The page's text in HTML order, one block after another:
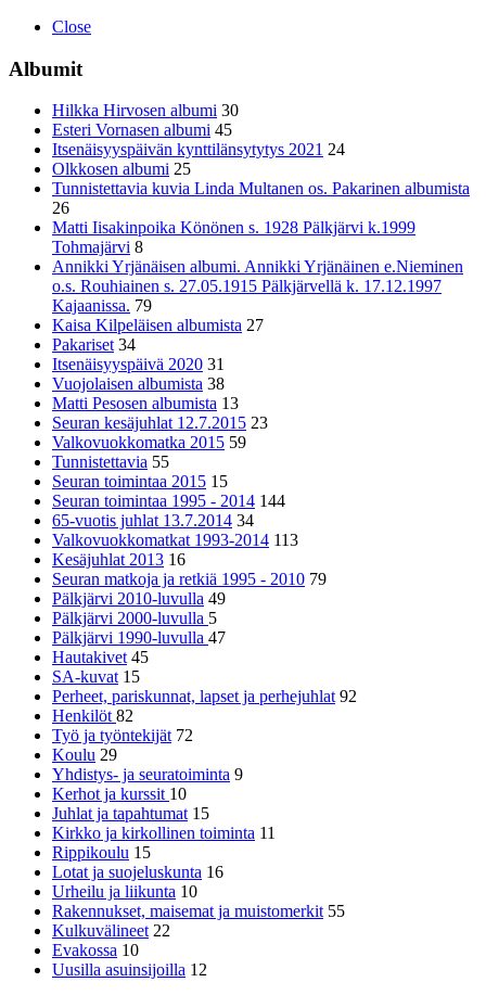
Close
Albumit
Hilkka Hirvosen albumi 30
Esteri Vornasen albumi 45
Itsenäisyyspäivän kynttilänsytytys 2021 24
Olkkosen albumi 25
Tunnistettavia kuvia Linda Multanen os. Pakarinen albumista
26
Matti Iisakinpoika Könönen s. 1928 Pälkjärvi k.1999
Tohmajärvi 8
Annikki Yrjänäisen albumi. Annikki Yrjänäinen e.Nieminen
o.s. Rouhiainen s. 27.05.1915 Pälkjärvellä k. 17.12.1997
Kajaanissa. 79
Kaisa Kilpeläisen albumista 27
Pakariset 34
Itsenäisyyspäivä 2020 31
Vuojolaisen albumista 38
Matti Pesosen albumista 13
Seuran kesäjuhlat 12.7.2015 23
Valkovuokkomatka 2015 59
Tunnistettavia 55
Seuran toimintaa 2015 15
Seuran toimintaa 1995 - 2014 144
65-vuotis juhlat 13.7.2014 34
Valkovuokkomatkat 1993-2014 113
Kesäjuhlat 2013 16
Seuran matkoja ja retkiä 1995 - 2010 79
Pälkjärvi 2010-luvulla 49
Pälkjärvi 2000-luvulla 5
Pälkjärvi 1990-luvulla 47
Hautakivet 45
SA-kuvat 15
Perheet, pariskunnat, lapset ja perhejuhlat 92
Henkilöt82
Työ ja työntekijät 72
Koulu 29
Yhdistys- ja seuratoiminta 9
Kerhot ja kurssit 10
Juhlat ja tapahtumat 15
Kirkko ja kirkollinen toiminta 11
Rippikoulu 15
Lotat ja suojeluskunta 16
Urheilu ja liikunta 10
Rakennukset, maisemat ja muistomerkit 55
Kulkuvälineet 22
Evakossa 10
Uusilla asuinsijoilla 12